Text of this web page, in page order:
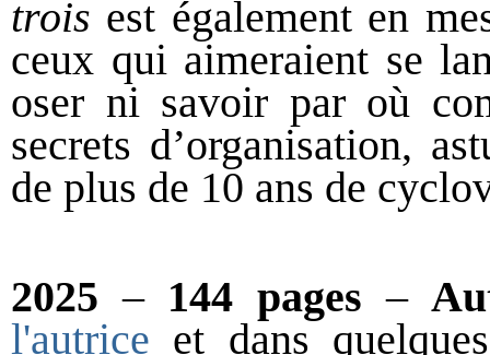
trois est également en
ceux qui aimeraient se
oser ni savoir par où
secrets d’organisation,
de plus de 10 ans de
2025 – 144 pages –
l'autrice et dans